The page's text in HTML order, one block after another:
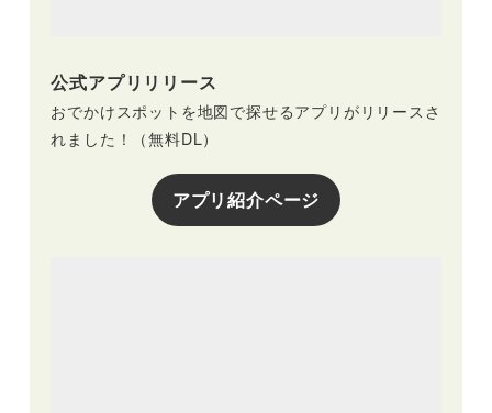
公式アプリリリース
おでかけスポットを地図で探せるアプリがリリースさ
れました！（無料DL）
アプリ紹介ページ